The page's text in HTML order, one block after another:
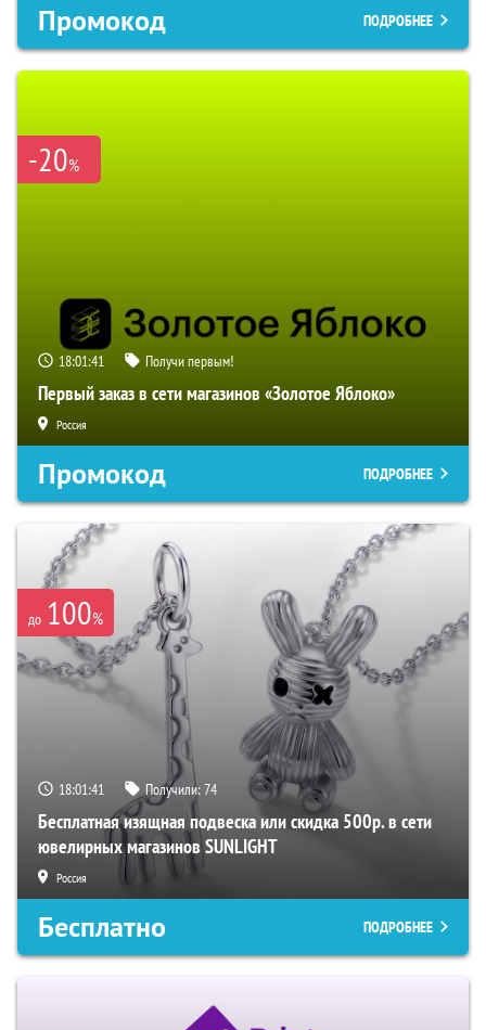
Промокод ПОДРОБНЕЕ
-20%
18:01:40 Получи первым!
Первый заказ в сети магазинов «Золотое Яблоко»
Россия
Промокод ПОДРОБНЕЕ
до 100%
18:01:40 Получили:74
Бесплатная изящная подвеска или скидка 500р. в сети
ювелирных магазинов SUNLIGHT
Россия
Бесплатно ПОДРОБНЕЕ